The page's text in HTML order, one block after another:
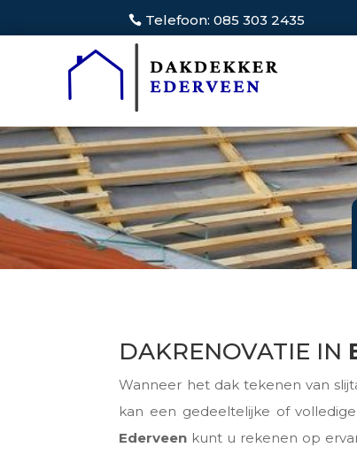
Telefoon: 085 303 2435
DAKRENOVATIE IN
Wanneer het dak tekenen van
kan een gedeeltelijke of
Ederveen kunt u rekenen op